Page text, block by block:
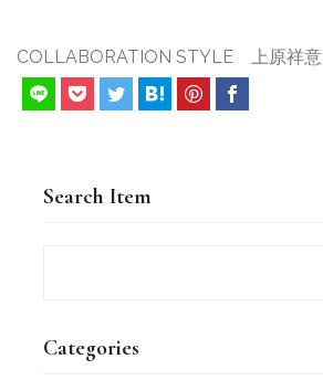
COLLABORATION STYLE 上原祥意
Search Item
Categories